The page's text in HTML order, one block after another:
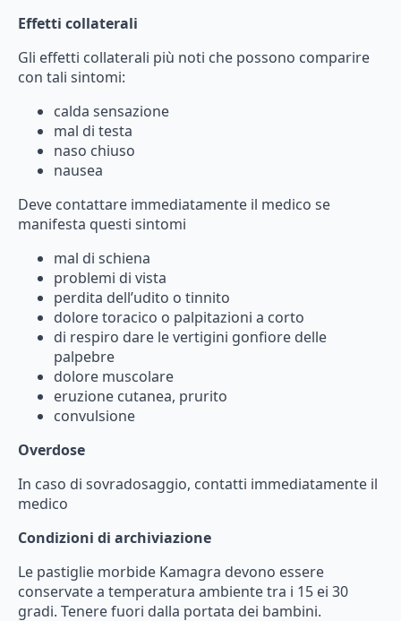
Effetti collaterali
Gli effetti collaterali più noti che possono comparire
con tali sintomi:
calda sensazione
mal di testa
naso chiuso
nausea
Deve contattare immediatamente il medico se
manifesta questi sintomi
mal di schiena
problemi di vista
perdita dell’udito o tinnito
doloretoracico o palpitazioni a corto
di respiro dare levertigini gonfiore delle
palpebre
dolore muscolare
eruzione cutanea, prurito
convulsione
Overdose
In caso di sovradosaggio, contatti immediatamente il
medico
Condizioni di archiviazione
Le pastiglie morbide Kamagra devono essere
conservatea temperatura ambientetra i 15 ei 30
gradi. Tenerefuori dalla portata dei bambini.